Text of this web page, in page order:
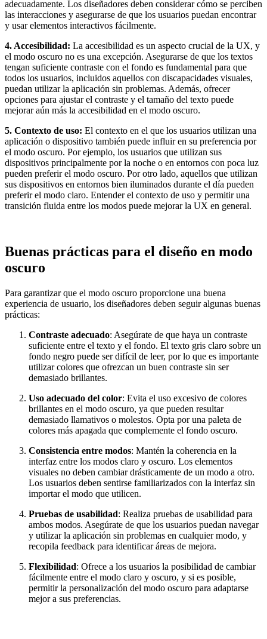
adecuadamente. Los diseñadores deben considerar cómo se perciben
las interacciones y asegurarse de que los usuarios puedan encontrar
y usar elementos interactivos fácilmente.
4. Accesibilidad: La accesibilidad es un aspecto crucial de la UX, y
el modo oscuro no es una excepción. Asegurarse de que los textos
tengan suficiente contraste con el fondo es fundamental para que
todos los usuarios, incluidos aquellos con discapacidades visuales,
puedan utilizar la aplicación sin problemas. Además, ofrecer
opciones para ajustar el contraste y el tamaño del texto puede
mejorar aún más la accesibilidad en el modo oscuro.
5. Contexto de uso: El contexto en el que los usuarios utilizan una
aplicación o dispositivo también puede influir en su preferencia por
el modo oscuro. Por ejemplo, los usuarios que utilizan sus
dispositivos principalmente por la noche o en entornos con poca luz
pueden preferir el modo oscuro. Por otro lado, aquellos que utilizan
sus dispositivos en entornos bien iluminados durante el día pueden
preferir el modo claro. Entender el contexto de uso y permitir una
transición fluida entre los modos puede mejorar la UX en general.
Buenas prácticas para el diseño en modo
oscuro
Para garantizar que el modo oscuro proporcione una buena
experiencia de usuario, los diseñadores deben seguir algunas buenas
prácticas:
Contraste adecuado: Asegúrate de que haya un contraste
suficiente entre el texto y el fondo. El texto gris claro sobre un
fondo negro puede ser difícil de leer, por lo que es importante
utilizar colores que ofrezcan un buen contraste sin ser
demasiado brillantes.
Uso adecuado del color: Evita el uso excesivo de colores
brillantes en el modo oscuro, ya que pueden resultar
demasiado llamativos o molestos. Opta por una paleta de
colores más apagada que complemente el fondo oscuro.
Consistencia entre modos: Mantén la coherencia en la
interfaz entre los modos claro y oscuro. Los elementos
visuales no deben cambiar drásticamente de un modo a otro.
Los usuarios deben sentirse familiarizados con la interfaz sin
importar el modo que utilicen.
Pruebas de usabilidad: Realiza pruebas de usabilidad para
ambos modos. Asegúrate de que los usuarios puedan navegar
y utilizar la aplicación sin problemas en cualquier modo, y
recopila feedback para identificar áreas de mejora.
Flexibilidad: Ofrece a los usuarios la posibilidad de cambiar
fácilmente entre el modo claro y oscuro, y si es posible,
permitir la personalización del modo oscuro para adaptarse
mejor a sus preferencias.